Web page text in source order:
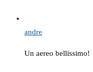
andre
Un aereo bellissimo!